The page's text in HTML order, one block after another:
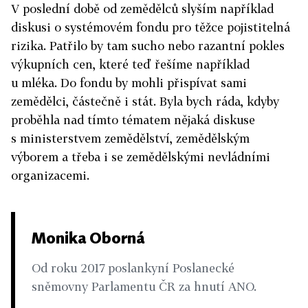
V poslední době od zemědělců slyším například
diskusi o systémovém fondu pro těžce pojistitelná
rizika. Patřilo by tam sucho nebo razantní pokles
výkupních cen, které teď řešíme například
u mléka. Do fondu by mohli přispívat sami
zemědělci, částečně i stát. Byla bych ráda, kdyby
proběhla nad tímto tématem nějaká diskuse
s ministerstvem zemědělství, zemědělským
výborem a třeba i se zemědělskými nevládními
organizacemi.
Monika Oborná
Od roku 2017 poslankyní Poslanecké
sněmovny Parlamentu ČR za hnutí ANO.